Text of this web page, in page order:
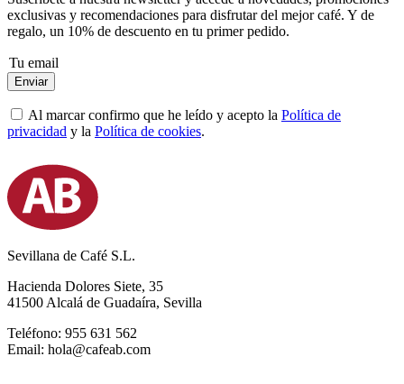
exclusivas y recomendaciones para disfrutar del mejor café. Y de
regalo, un 10% de descuento en tu primer pedido.
Enviar
Al marcar confirmo que he leído y acepto la Política de
privacidad y la Política de cookies.
Sevillana de Café S.L.
Hacienda Dolores Siete, 35
41500 Alcalá de Guadaíra, Sevilla
Teléfono: 955 631 562
Email: hola@cafeab.com